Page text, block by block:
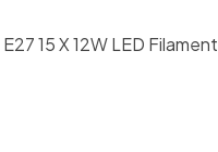
E27 15 X 12W LED Filament